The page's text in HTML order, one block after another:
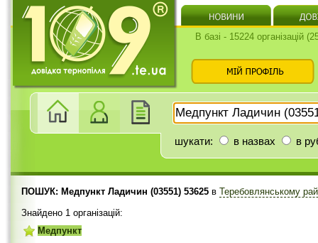
В базі - 15224 організацій
шукати: в назвах в
ПОШУК: Медпункт Ладичин (03551) 53625 в Теребовлянському
Знайдено 1 організацій:
Медпункт